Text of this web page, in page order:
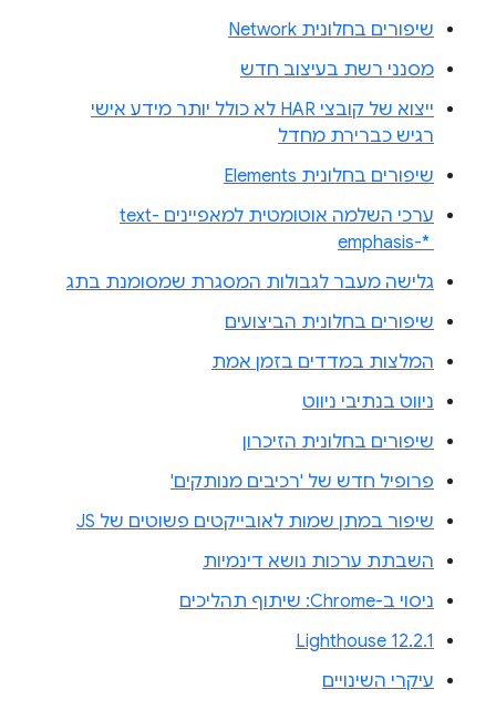
שיפורים בחלונית Network
מסנני רשת בעיצוב חדש
ייצוא של קובצי HAR לא כולל יותר מידע אישי
רגיש כברירת מחדל
שיפורים בחלונית Elements
ערכי השלמה אוטומטית למאפיינים text-
emphasis-* ‎
גלישה מעבר לגבולות המסגרת שמסומנת בתג
שיפורים בחלונית הביצועים
המלצות במדדים בזמן אמת
ניווט בנתיבי ניווט
שיפורים בחלונית הזיכרון
פרופיל חדש של 'רכיבים מנותקים'
שיפור במתן שמות לאובייקטים פשוטים של JS
השבתת ערכות נושא דינמיות
ניסוי ב-Chrome: שיתוף תהליכים
Lighthouse 12.2.1
עיקרי השינויים